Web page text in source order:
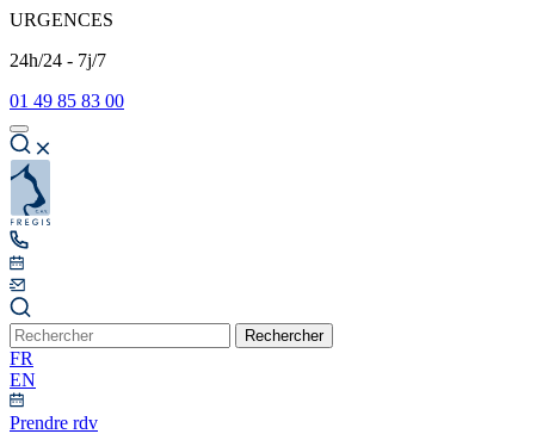
URGENCES
24h/24 - 7j/7
01 49 85 83 00
Rechercher
FR
EN
Prendre rdv